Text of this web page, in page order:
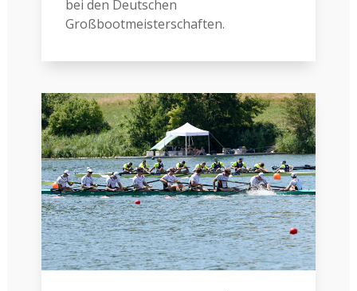
bei den Deutschen
Großbootmeisterschaften.